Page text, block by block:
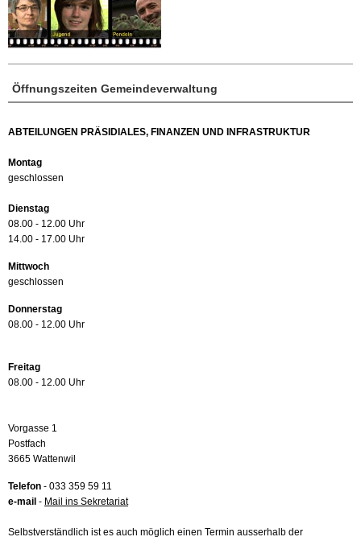
Öffnungszeiten Gemeindeverwaltung
ABTEILUNGEN PRÄSIDIALES, FINANZEN UND INFRASTRUKTUR
Montag
geschlossen
Dienstag
08.00 - 12.00 Uhr
14.00 - 17.00 Uhr
Mittwoch
geschlossen
Donnerstag
08.00 - 12.00 Uhr
Freitag
08.00 - 12.00 Uhr
Vorgasse 1
Postfach
3665 Wattenwil
Telefon - 033 359 59 11
e-mail - Mail ins Sekretariat
Selbstverständlich ist es auch möglich einen Termin ausserhalb der